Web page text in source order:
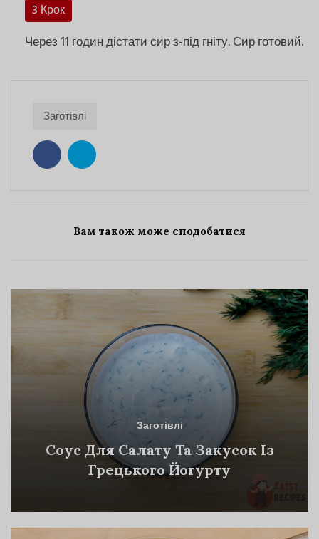
3 Крок
Через 11 годин дістати сир з-під гніту. Сир готовий.
Заготівлі
Вам також може сподобатися
Заготівлі
Соус Для Салату Та Закусок Із
Грецького Йогурту